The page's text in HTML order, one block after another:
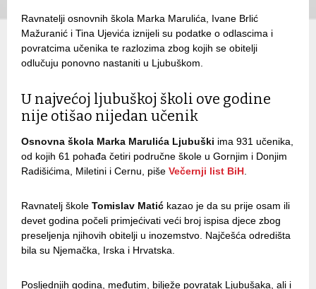
Ravnatelji osnovnih škola Marka Marulića, Ivane Brlić
Mažuranić i Tina Ujevića iznijeli su podatke o odlascima i
povratcima učenika te razlozima zbog kojih se obitelji
odlučuju ponovno nastaniti u Ljubuškom.
U najvećoj ljubuškoj školi ove godine
nije otišao nijedan učenik
Osnovna škola Marka Marulića Ljubuški ima 931 učenika,
od kojih 61 pohađa četiri područne škole u Gornjim i Donjim
Radišićima, Miletini i Cernu, piše Večernji list BiH
Ravnatelj škole Tomislav Matić kazao je da su prije osam ili
devet godina počeli primjećivati veći broj ispisa djece zbog
preseljenja njihovih obitelji u inozemstvo. Najčešća odredišta
bila su Njemačka, Irska i Hrvatska.
Posljednjih godina, međutim, bilježe povratak Ljubušaka, ali i